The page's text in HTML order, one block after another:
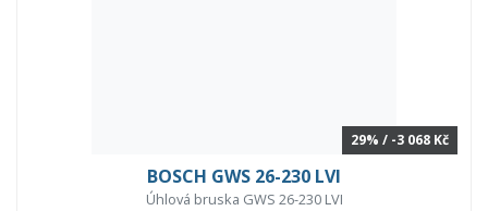
29% / -3 068 Kč
BOSCH GWS 26-230 LVI
Úhlová bruska GWS 26-230 LVI